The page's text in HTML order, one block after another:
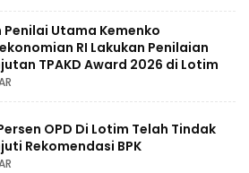
Penilai Utama Kemenko
RI Lakukan Penilaian
TPAKD Award 2026 di Lotim
OPD Di Lotim Telah Tindak
Rekomendasi BPK